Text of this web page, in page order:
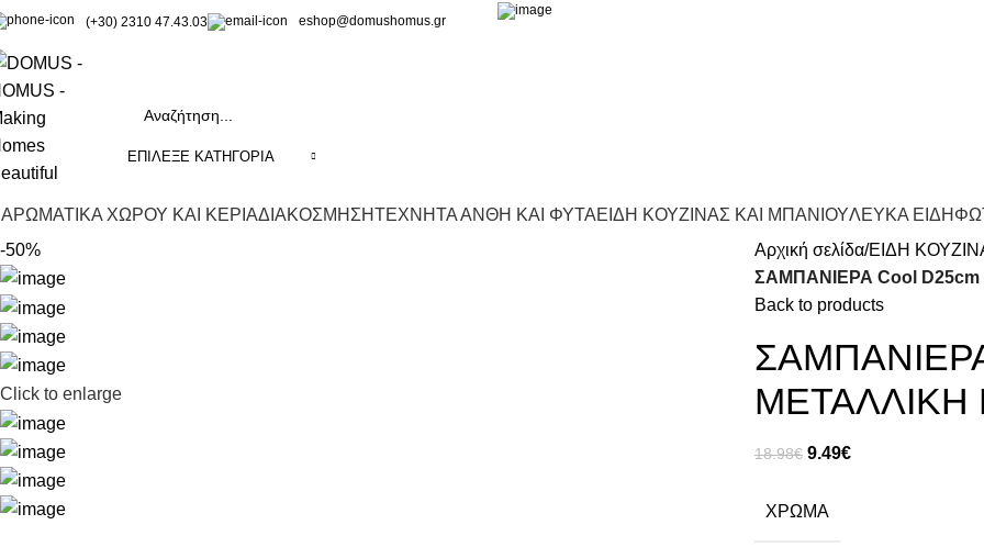
(+30) 2310 47.43.03 eshop@domushomus.gr
ΕΠΊΛΕΞΕ ΚΑΤΗΓΟΡΊΑ
ΑΡΩΜΑΤΙΚΑ ΧΩΡΟΥ ΚΑΙ ΚΕΡΙΑΔΙΑΚΟΣΜΗΣΗΤΕΧΝΗΤΑ ΑΝΘΗ ΚΑΙ ΦΥΤΑΕΙΔΗ ΚΟΥΖΙΝΑΣ ΚΑΙ ΜΠΑΝΙΟΥΛΕΥΚΑ ΕΙΔΗ
-50%
Click to enlarge
Αρχική σελίδα ΕΙΔΗ
ΣΑΜΠΑΝΙΕΡΑ Cool
Back to products
18.98€ 9.49€
ΧΡΩΜΑ